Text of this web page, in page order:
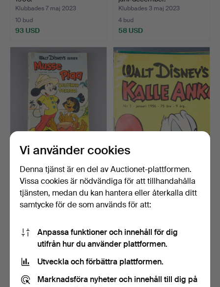
Klubbades 7 maj 2023
10 bud
93 USD
Klubbades 3 maj 2023
4 bud
58 USD
KALLE ANKA & CO,
komplett årgång 1955, + 1…
Klubbades 26 apr 2023
6 bud
103 USD
KALLE ANKA & CO, årgång
1956, + 13 st B nu…
Klubbades 22 apr 2023
5 bud
93 USD
Vi använder cookies
Denna tjänst är en del av Auctionet-plattformen.
Vissa cookies är nödvändiga för att tillhandahålla
tjänsten, medan du kan hantera eller återkalla ditt
samtycke för de som används för att:
Anpassa funktioner och innehåll för dig
utifrån hur du använder plattformen.
Utveckla och förbättra plattformen.
Marknadsföra nyheter och innehåll till dig på